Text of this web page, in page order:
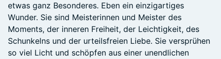
etwas ganz Besonderes. Eben ein einzigartiges
Wunder. Sie sind Meisterinnen und Meister des
Moments, der inneren Freiheit, der Leichtigkeit, des
Schunkelns und der urteilsfreien Liebe. Sie versprühen
so viel Licht und schöpfen aus einer unendlichen